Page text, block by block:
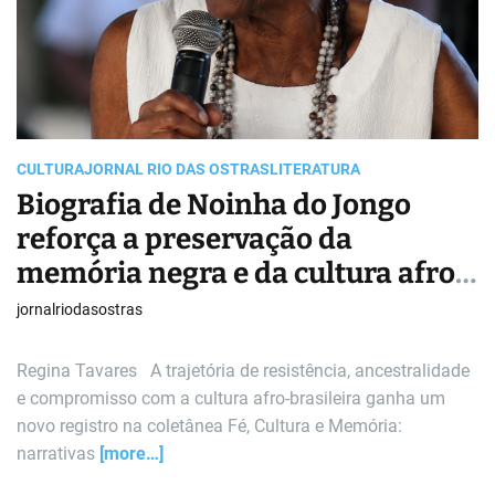
a
CULTURAJORNAL RIO DAS OSTRASLITERATURA
Biografia de Noinha do Jongo
reforça a preservação da
memória negra e da cultura afro-
brasileira no Rio de Janeiro
jornalriodasostras
Regina Tavares A trajetória de resistência, ancestralidade
e compromisso com a cultura afro-brasileira ganha um
novo registro na coletânea Fé, Cultura e Memória:
narrativas [more…]